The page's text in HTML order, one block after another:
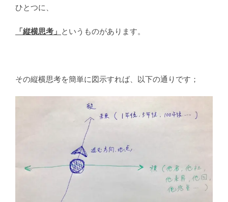
ひとつに、
「縦横思考」 というものがあります。
その縦横思考を簡単に図示すれば、以下の通りです；